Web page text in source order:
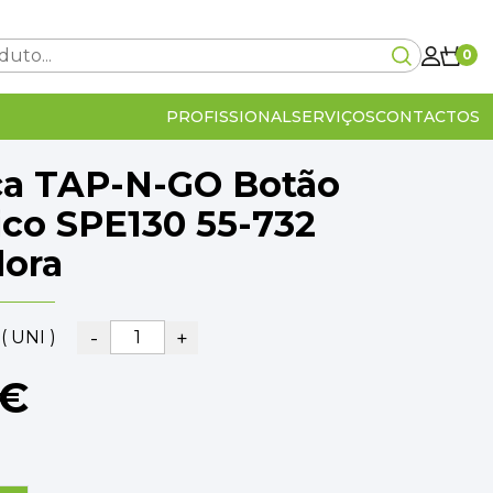
0
PROFISSIONALSERVIÇOSCONTACTOS
Carrinho Vazio!
no checkout
TAP-N-GO Botão
SPE130 55-732
UNI ) - +